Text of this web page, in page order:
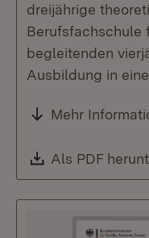
dreijährige
Berufsfachschule
begleitenden
Ausbildung in
Mehr
Download:
Als PDF